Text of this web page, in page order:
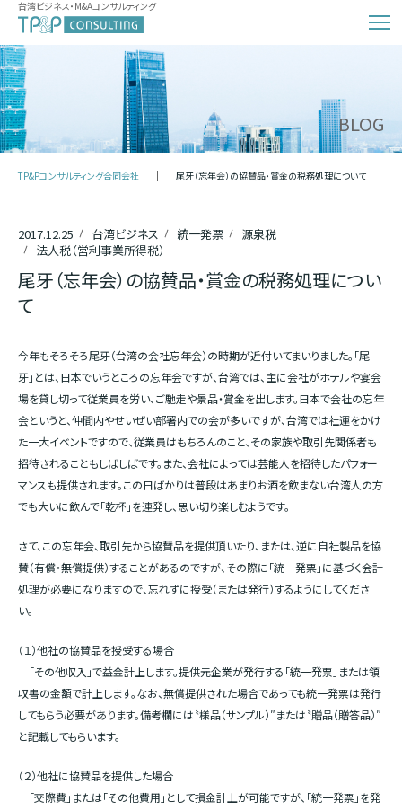
台湾ビジネス・M&Aコンサルティング
BLOG
TP&Pコンサルティング合同会社 尾牙（忘年会）の協賛品・賞金の税務処理について
2017.12.25 台湾ビジネス 統一発票
源泉税
法人税（営利事業所得税）
尾牙（忘年会）の協賛品・賞金の税務処理につい
て
今年もそろそろ尾牙（台湾の会社忘年会）の時期が近付いてまいりました。「尾
牙」とは、日本でいうところの忘年会ですが、台湾では、主に会社がホテルや宴会
場を貸し切って従業員を労い、ご馳走や景品・賞金を出します。日本で会社の忘年
会というと、仲間内やせいぜい部署内での会が多いですが、台湾では社運をかけ
た一大イベントですので、従業員はもちろんのこと、その家族や取引先関係者も
招待されることもしばしばです。また、会社によっては芸能人を招待したパフォー
マンスも提供されます。この日ばかりは普段はあまりお酒を飲まない台湾人の方
でも大いに飲んで「乾杯」を連発し、思い切り楽しむようです。
さて、この忘年会、取引先から協賛品を提供頂いたり、または、逆に自社製品を協
賛（有償・無償提供）することがあるのですが、その際に「統一発票」に基づく会計
処理が必要になりますので、忘れずに授受（または発行）するようにしてくださ
い。
（１）他社の協賛品を授受する場合
「その他収入」で益金計上します。提供元企業が発行する「統一発票」または領
収書の金額で計上します。なお、無償提供された場合であっても統一発票は発行
してもらう必要があります。備考欄には〝様品（サンプル）″または〝贈品（贈答品）″
と記載してもらいます。
（２）他社に協賛品を提供した場合
「交際費」または「その他費用」として損金計上が可能ですが、「統一発票」を発